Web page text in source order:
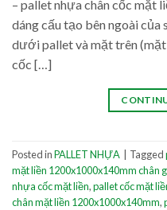
– pallet nhựa chân cốc mặt
dáng cấu tạo bên ngoài của
dưới pallet và mặt trên
cốc […]
Posted inPALLET NHỰA Tagged
mặt liền 1200x1000x140mm chân
nhựa cốc mặt liền,pallet cốc mặt
chân mặt liền 1200x1000x140mm,